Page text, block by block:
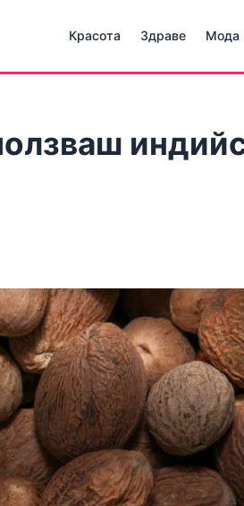
Красота Здраве Мода